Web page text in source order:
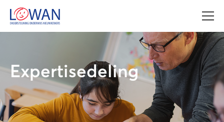
Expertisedeling